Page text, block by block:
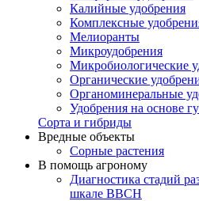
Калийные удобрения
Комплексные
Мелиоранты
Микроудобрения
Микробиологические
Органические
Органоминеральные
Удобрения на основе
Сорта и гибриды
Вредные объекты
Сорные растения
В помощь агроному
Диагностика стадий
шкале ВВСН